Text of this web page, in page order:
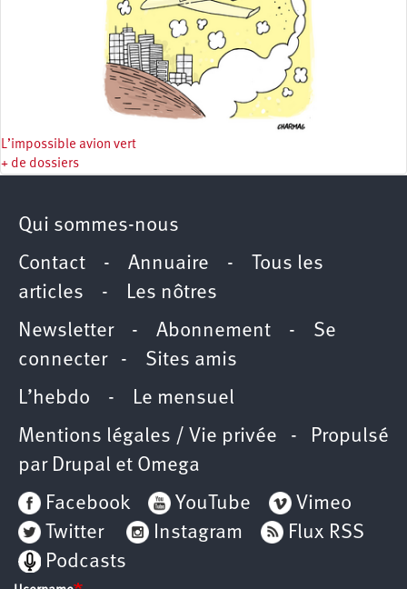
L’impossible avion vert
+ de dossiers
Qui sommes-nous
Contact - Annuaire -
Tous les
articles - Les nôtres
Newsletter- Abonnement - Se
connecter- Sites amis
L’hebdo - Le mensuel
Mentions légales / Vie privée - Propulsé
par Drupal et Omega
Facebook
YouTube
Vimeo
Twitter
Instagram
Flux RSS
Podcasts